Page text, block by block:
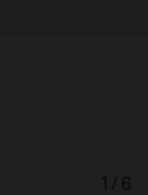
1 / 6